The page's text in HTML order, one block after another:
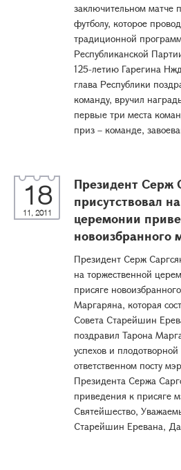
заключительном матче
футболу, которое
традиционной
Республиканской
125-летию Гарегина
глава Республики
команду, вручил
первые три места
приз – команде,
18
11, 2011
Президент Серж
присутствовал
церемонии
новоизбранного
Президент Серж
на торжественной
присяге
Маргаряна, которая
Совета Старейшин
поздравил Тарона
успехов и
ответственном посту
Президента Сержа
приведения к присяге
Святейшество,
Старейшин Еревана,